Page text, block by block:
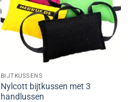
BIJTKUSSENS
Nylcott bijtkussen met 3
handlussen